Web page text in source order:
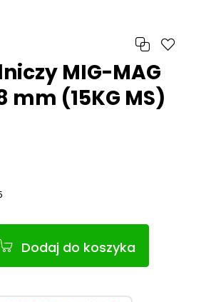
MIG-MAG
mm (15KG MS)
Dodaj do koszyka